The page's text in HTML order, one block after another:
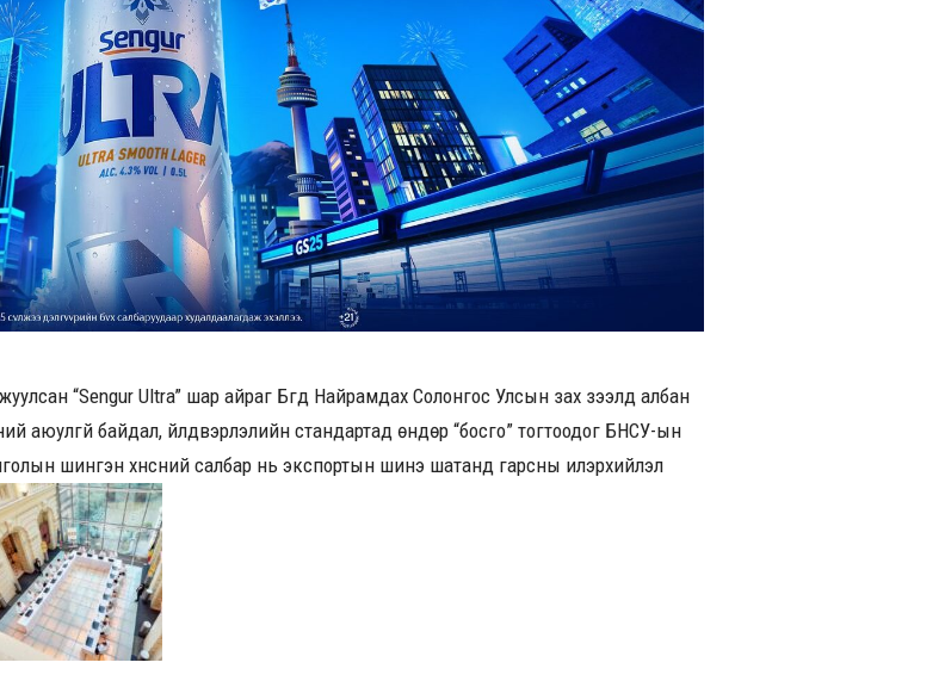
“Sengur Ultra” шар айраг Бүгд Найрамдах Солонгос Улсын зах зээлд албан
аюулгүй байдал, үйлдвэрлэлийн стандартад өндөр “босго” тогтоодог БНСУ-ын
шингэн хүнсний салбар нь экспортын шинэ шатанд гарсны илэрхийлэл